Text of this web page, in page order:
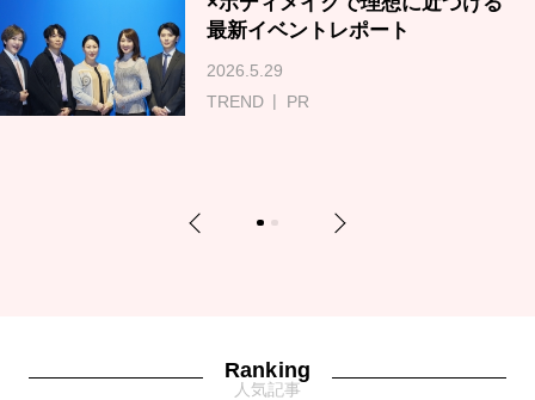
最新イベントレポート
2026.5.29
TREND
PR
Previous Next
Ranking
人気記事